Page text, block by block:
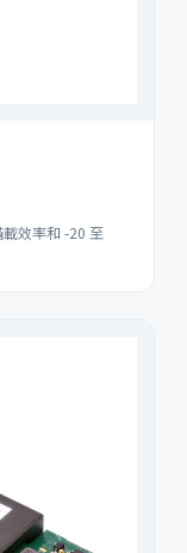
效率和 -20 至